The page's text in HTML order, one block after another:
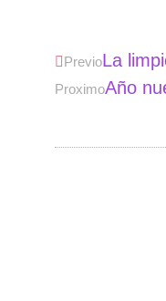
PrevioLa
ProximoAño